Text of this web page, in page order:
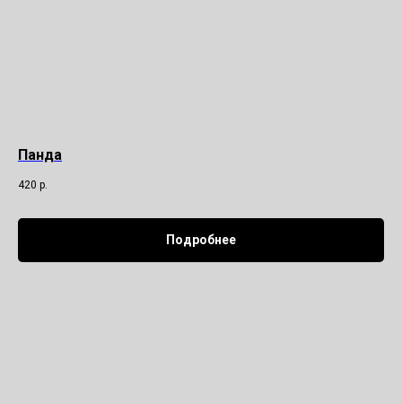
Панда
420 р.
Подробнее